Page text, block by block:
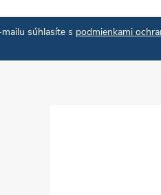
súhlasíte s podmienkami